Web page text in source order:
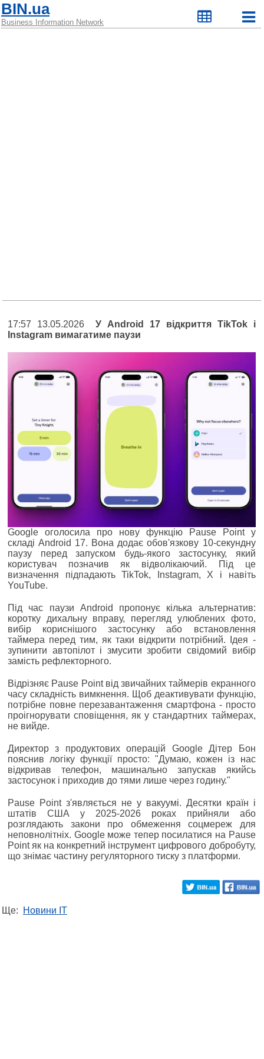
BIN.ua
Business Information Network
17:57 13.05.2026У Android 17 відкриття TikTok і
Instagram вимагатиме паузи
Google оголосила про нову функцію Pause Point у
складі Android 17. Вона додає обов'язкову 10-секундну
паузу перед запуском будь-якого застосунку, який
користувач позначив як відволікаючий. Під це
визначення підпадають TikTok, Instagram, X і навіть
YouTube.
Під час паузи Android пропонує кілька альтернатив:
коротку дихальну вправу, перегляд улюблених фото,
вибір кориснішого застосунку або встановлення
таймера перед тим, як таки відкрити потрібний. Ідея -
зупинити автопілот і змусити зробити свідомий вибір
замість рефлекторного.
Відрізняє Pause Point від звичайних таймерів екранного
часу складність вимкнення. Щоб деактивувати функцію,
потрібне повне перезавантаження смартфона - просто
проігнорувати сповіщення, як у стандартних таймерах,
не вийде.
Директор з продуктових операцій Google Дітер Бон
пояснив логіку функції просто: "Думаю, кожен із нас
відкривав телефон, машинально запускав якийсь
застосунок і приходив до тями лише через годину."
Pause Point з'являється не у вакуумі. Десятки країн і
штатів США у 2025-2026 роках прийняли або
розглядають закони про обмеження соцмереж для
неповнолітніх. Google може тепер посилатися на Pause
Point як на конкретний інструмент цифрового добробуту,
що знімає частину регуляторного тиску з платформи.
Ще: Новини IT